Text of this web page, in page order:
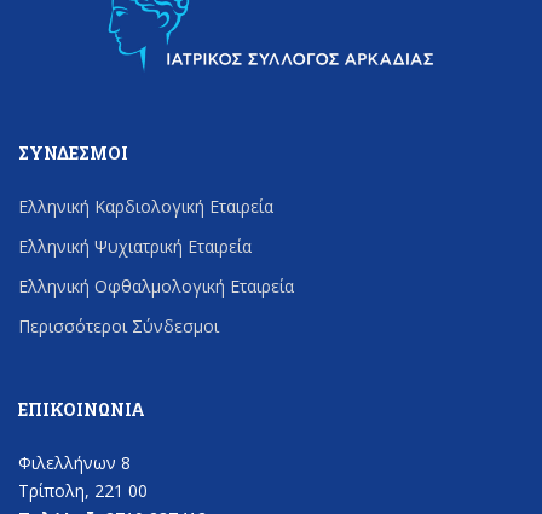
ΣΎΝΔΕΣΜΟΙ
Ελληνική Καρδιολογική Εταιρεία
Ελληνική Ψυχιατρική Εταιρεία
Ελληνική Οφθαλμολογική Εταιρεία
Περισσότεροι Σύνδεσμοι
ΕΠΙΚΟΙΝΩΝΊΑ
Φιλελλήνων 8
Τρίπολη, 221 00